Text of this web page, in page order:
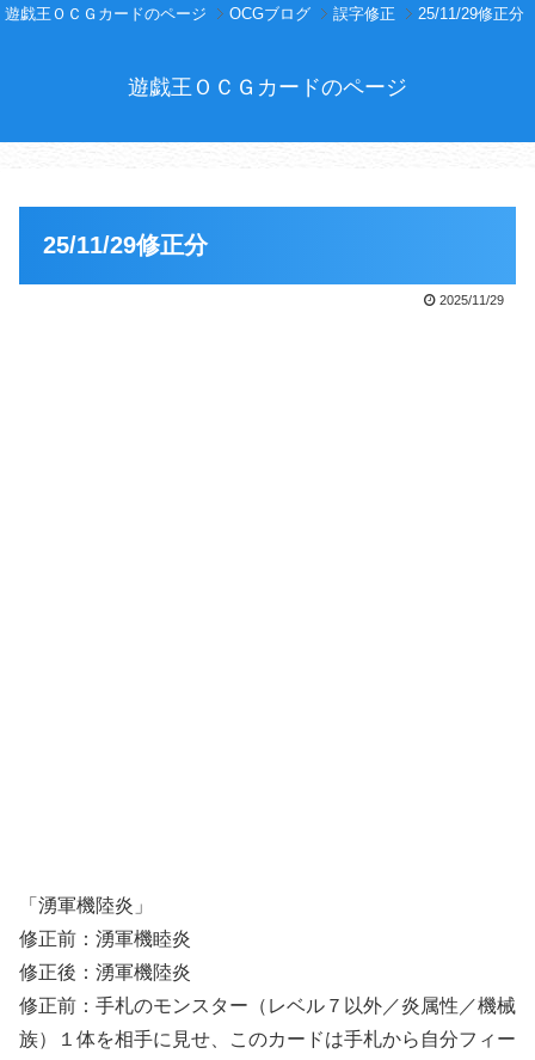
遊戯王ＯＣＧカードのページ OCGブログ 誤字修正 25/11/29修正分
遊戯王ＯＣＧカードのページ
25/11/29修正分
2025/11/29
「湧軍機陸炎」
修正前：湧軍機睦炎
修正後：湧軍機陸炎
修正前：手札のモンスター（レベル７以外／炎属性／機械
族）１体を相手に見せ、このカードは手札から自分フィー